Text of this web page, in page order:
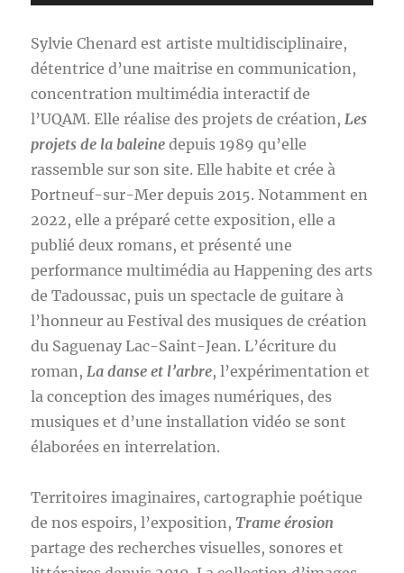
Sylvie Chenard est artiste multidisciplinaire,
détentrice d’une maitrise en communication,
concentration multimédia interactif de
l’UQAM. Elle réalise des projets de création, Les
projets de la baleinedepuis 1989 qu’elle
rassemble sur son site. Elle habite et crée à
Portneuf-sur-Mer depuis 2015. Notamment en
2022, elle a préparé cette exposition, elle a
publié deux romans, et présenté une
performance multimédia au Happening des arts
de Tadoussac, puis un spectacle de guitare à
l’honneur au Festival des musiques de création
du Saguenay Lac-Saint-Jean. L’écriture du
roman,La danse et l’arbre, l’expérimentation et
la conception des images numériques, des
musiques et d’une installation vidéo se sont
élaborées en interrelation.
Territoires imaginaires, cartographie poétique
de nos espoirs, l’exposition,Trame érosion
partage des recherches visuelles, sonores et